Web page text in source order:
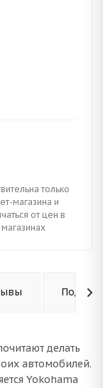
только
магазина и
от цен в
делать
автомобилей.
Yokohama